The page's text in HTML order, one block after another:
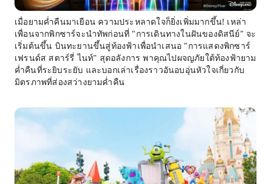
เมื่อยามค่ำคืนมาเยือน ความประหลาดใจก็ยิ่งเพิ่มมากขึ้น! เหล่า
เพื่อนจากพิกซาร์จะนำทัพก่อนที่ "การเดินทางในฝันของดิสนีย์" จะ
เริ่มต้นขึ้น บินทะยานขึ้นสู่ท้องฟ้าเพื่อนำเสนอ "การแสดงพิกซาร์
เฟรนด์ส สตาร์รี่ ไนท์" สุดอลังการ พาคุณไปผจญภัยใต้ท้องฟ้ายาม
ค่ำคืนที่ระยิบระยับ และบอกเล่าเรื่องราวอันอบอุ่นหัวใจเกี่ยวกับ
มิตรภาพที่ส่องสว่างยามค่ำคืน